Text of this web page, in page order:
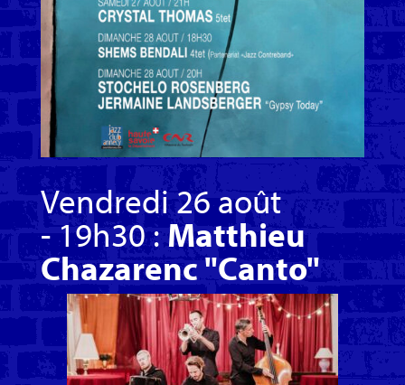
Vendredi 26 août
- 19h30 : Matthieu
Chazarenc "Canto"